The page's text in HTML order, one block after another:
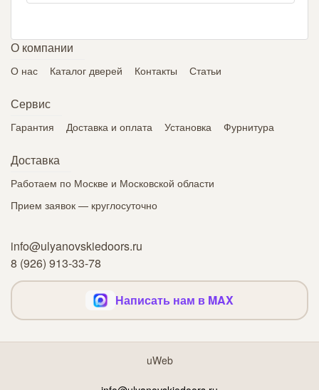
О компании
О нас Каталог дверей Контакты Статьи
Сервис
Гарантия Доставка и оплата Установка Фурнитура
Доставка
Работаем по Москве и Московской области
Прием заявок — круглосуточно
info@ulyanovskiedoors.ru
8 (926) 913-33-78
Написать нам в MAX
uWeb